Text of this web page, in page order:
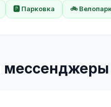
🅿️ Парковка 🚲
мессенджеры